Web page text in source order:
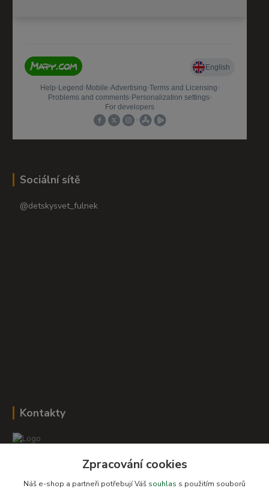
Sociální sítě
@detskysvet_fulnek
Kontakty
+420 604 278 943
Zpracování cookies
Náš e-shop a partneři potřebují Váš souhlas s použitím souborů